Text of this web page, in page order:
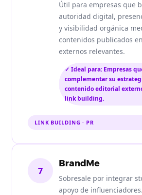
Útil para empresas que
autoridad digital,
y visibilidad orgánica
contenidos publicados
externos relevantes.
✓ Ideal para: Empresas
complementar su
contenido editorial
link building.
LINK BUILDING · PR
7
BrandMe
Sobresale por integrar
apoyo de